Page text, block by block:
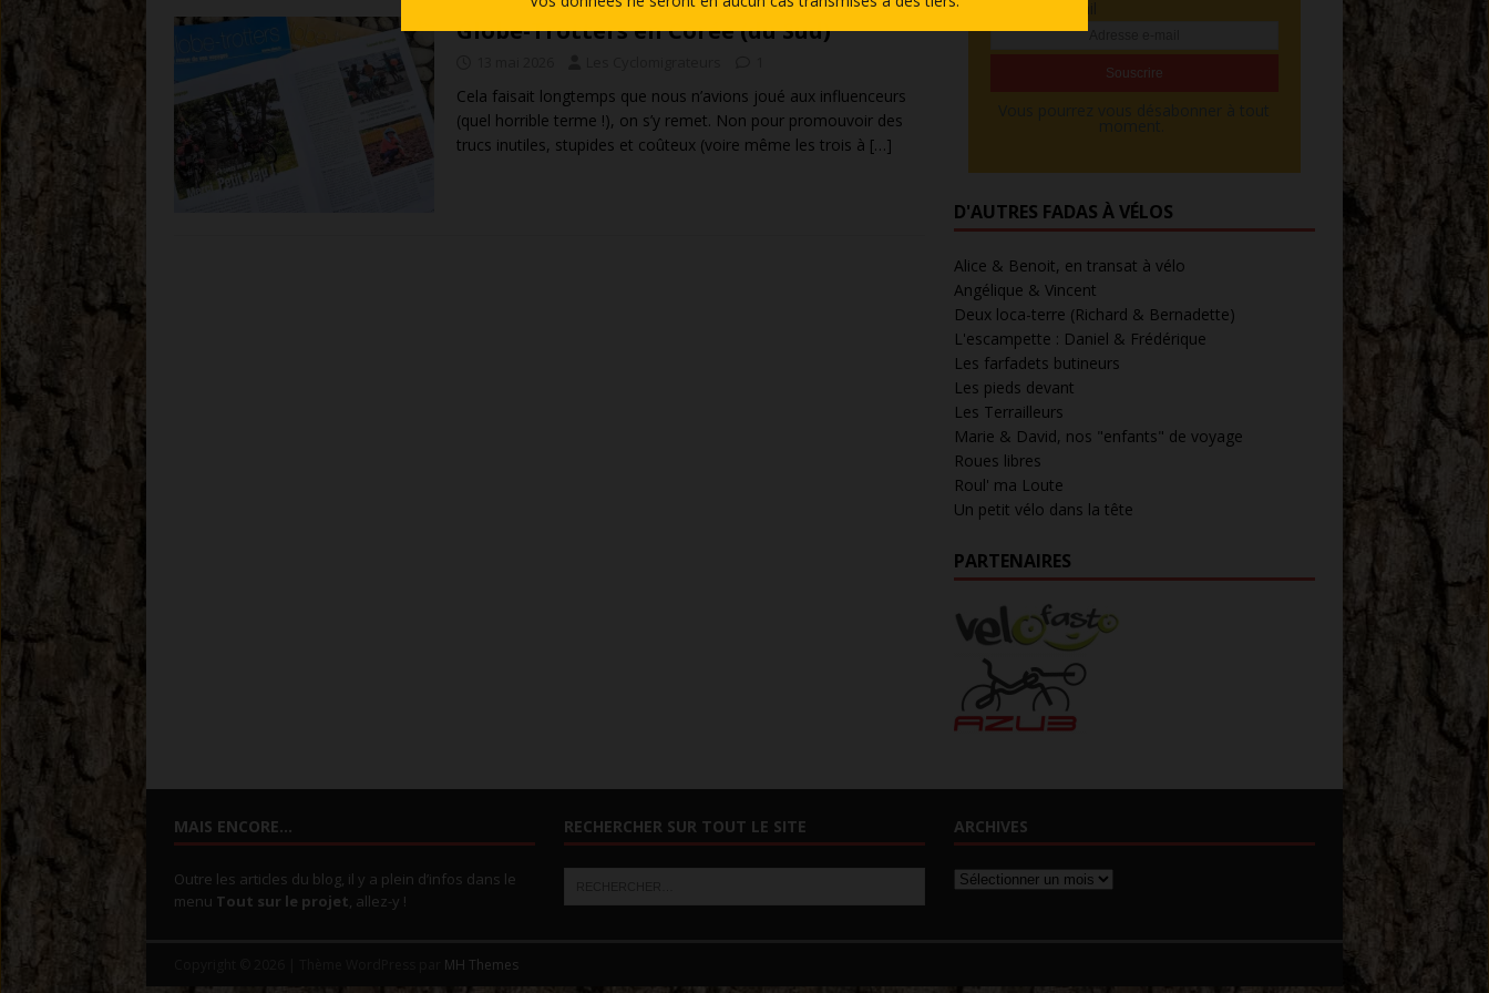
Globe-Trotters en Corée (du Sud)
Cela faisait longtemps que nous n’avions joué aux influenceurs
(quel horrible terme !), on s’y remet. Non pour promouvoir des
trucs inutiles, stupides et coûteux (voire même les trois à […]
D'AUTRES FADAS À VÉLOS
Alice & Benoit, en transat à vélo
Angélique & Vincent
Deux loca-terre (Richard & Bernadette)
L'escampette : Daniel & Frédérique
Les farfadets butineurs
Les pieds devant
Les Terrailleurs
Marie & David, nos "enfants" de voyage
Roues libres
Roul' ma Loute
Un petit vélo dans la tête
PARTENAIRES
MAIS ENCORE…
Outre les articles du blog, il y a plein d’infos dans le
menu Tout sur le projet, allez-y !
RECHERCHER SUR TOUT LE SITE ARCHIVES
MH Themes